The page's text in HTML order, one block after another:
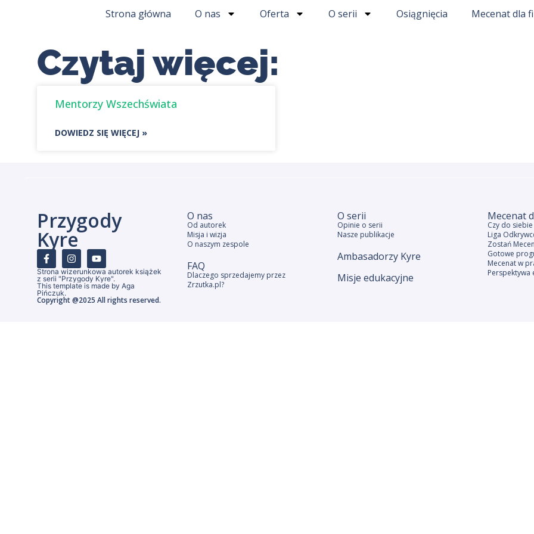
Strona główna O nas Oferta O serii Osiągnięcia Mecenat dla
Czytaj więcej:
Mentorzy Wszechświata
DOWIEDZ SIĘ WIĘCEJ »
Przygody
Kyre
Strona wizerunkowa autorek książek
z serii "Przygody Kyre".
This template is made by Aga
Pińczuk.
Copyright @2025 All rights reserved.
O nas
Od autorek
Misja i wizja
O naszym zespole
FAQ
Dlaczego sprzedajemy przez
Zrzutka.pl?
O serii
Opinie o serii
Nasze publikacje
Ambasadorzy Kyre
Misje edukacyjne
Mecenat
Czy do
Liga
Zostań
Gotowe
Mecenat w
Perspektywa